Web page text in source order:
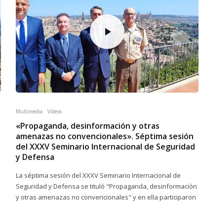
Multimedia Vídeos
«Propaganda, desinformación y otras
amenazas no convencionales». Séptima sesión
del XXXV Seminario Internacional de Seguridad
y Defensa
La séptima sesión del XXXV Seminario Internacional de
Seguridad y Defensa se tituló "Propaganda, desinformación
y otras amenazas no convencionales" y en ella participaron